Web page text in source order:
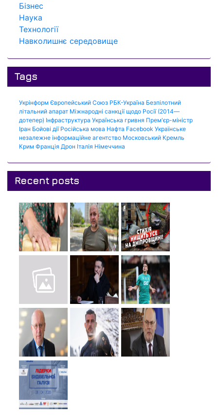
Бізнес
Наука
Технології
Навколишнє середовище
Tags
Укрінформ Європейський Союз РБК-Україна Безпілотний
літальний апарат Міжнародні санкції щодо Росії (2014—
дотепер) Інфраструктура Українська гривня Прем'єр-міністр
Іран Бойові дії Російська мова Нафта Facebook Українське
незалежне інформаційне агентство Московський Кремль
Крим Франція Дрон Італія Німеччина
Recent posts